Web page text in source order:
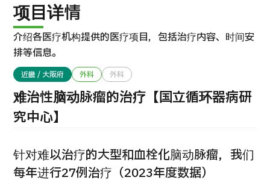
国际 第二医疗意见（湘南镰仓综合医院）
治療 治療
2026.01.12
项目详情
介绍各医疗机构提供的医疗项目，包括治疗内容、时间安
排等信息。
近畿 / 大阪府 外科 外科
难治性脑动脉瘤的治疗【国立循环器病研
究中心】
针对难以治疗的大型和血栓化脑动脉瘤，我们
每年进行27例治疗（2023年度数据）